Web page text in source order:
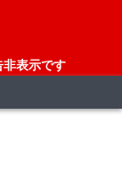
非表示です